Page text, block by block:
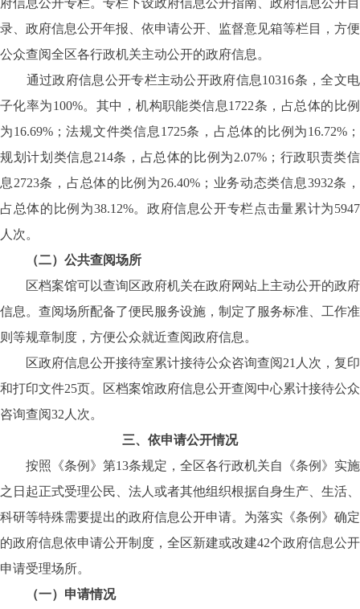
府信息公开专栏。专栏下设政府信息公开指南、政府信息公开目
录、政府信息公开年报、依申请公开、监督意见箱等栏目，方便
公众查阅全区各行政机关主动公开的政府信息。
通过政府信息公开专栏主动公开政府信息10316条，全文电
子化率为100%。其中，机构职能类信息1722条，占总体的比例
为16.69%；法规文件类信息1725条，占总体的比例为16.72%；
规划计划类信息214条，占总体的比例为2.07%；行政职责类信
息2723条，占总体的比例为26.40%；业务动态类信息3932条，
占总体的比例为38.12%。政府信息公开专栏点击量累计为5947
人次。
（二）公共查阅场所
区档案馆可以查询区政府机关在政府网站上主动公开的政府
信息。查阅场所配备了便民服务设施，制定了服务标准、工作准
则等规章制度，方便公众就近查阅政府信息。
区政府信息公开接待室累计接待公众咨询查阅21人次，复印
和打印文件25页。区档案馆政府信息公开查阅中心累计接待公众
咨询查阅32人次。
三、依申请公开情况
按照《条例》第13条规定，全区各行政机关自《条例》实施
之日起正式受理公民、法人或者其他组织根据自身生产、生活、
科研等特殊需要提出的政府信息公开申请。为落实《条例》确定
的政府信息依申请公开制度，全区新建或改建42个政府信息公开
申请受理场所。
（一）申请情况